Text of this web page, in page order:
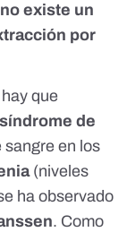
no existe un
por
que
síndrome de
sangre en los
(niveles
ha observado
. Como